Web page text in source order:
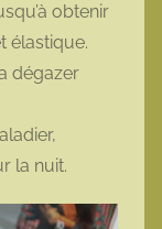
obtenir
élastique.
dégazer
la nuit.